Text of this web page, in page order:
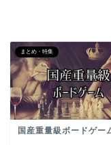
まとめ・特集
国産重量級ボードゲー